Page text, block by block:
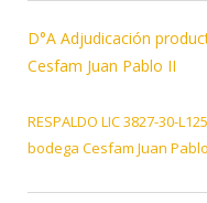
D°A Adjudicación
Cesfam Juan Pablo II
RESPALDO LIC 3827-30-
bodega Cesfam Juan